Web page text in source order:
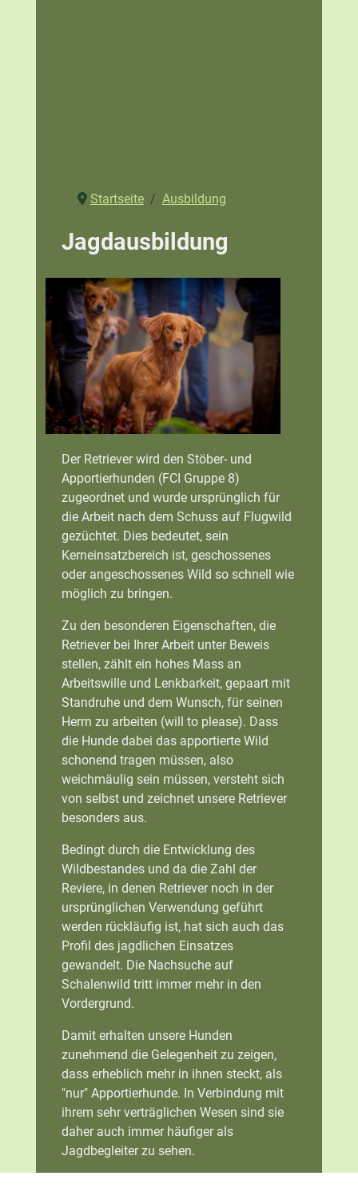
Startseite Ausbildung
Jagdausbildung
Der Retriever wird den Stöber- und
Apportierhunden (FCI Gruppe 8)
zugeordnet und wurde ursprünglich für
die Arbeit nach dem Schuss auf Flugwild
gezüchtet. Dies bedeutet, sein
Kerneinsatzbereich ist, geschossenes
oder angeschossenes Wild so schnell wie
möglich zu bringen.
Zu den besonderen Eigenschaften, die
Retriever bei Ihrer Arbeit unter Beweis
stellen, zählt ein hohes Mass an
Arbeitswille und Lenkbarkeit, gepaart mit
Standruhe und dem Wunsch, für seinen
Herrn zu arbeiten (will to please). Dass
die Hunde dabei das apportierte Wild
schonend tragen müssen, also
weichmäulig sein müssen, versteht sich
von selbst und zeichnet unsere Retriever
besonders aus.
Bedingt durch die Entwicklung des
Wildbestandes und da die Zahl der
Reviere, in denen Retriever noch in der
ursprünglichen Verwendung geführt
werden rückläufig ist, hat sich auch das
Profil des jagdlichen Einsatzes
gewandelt. Die Nachsuche auf
Schalenwild tritt immer mehr in den
Vordergrund.
Damit erhalten unsere Hunden
zunehmend die Gelegenheit zu zeigen,
dass erheblich mehr in ihnen steckt, als
"nur" Apportierhunde. In Verbindung mit
ihrem sehr verträglichen Wesen sind sie
daher auch immer häufiger als
Jagdbegleiter zu sehen.